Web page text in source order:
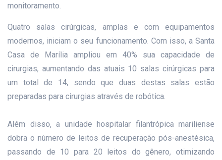
monitoramento.
Quatro salas cirúrgicas, amplas e com equipamentos
modernos, iniciam o seu funcionamento. Com isso, a Santa
Casa de Marília ampliou em 40% sua capacidade de
cirurgias, aumentando das atuais 10 salas cirúrgicas para
um total de 14, sendo que duas destas salas estão
preparadas para cirurgias através de robótica.
Além disso, a unidade hospitalar filantrópica mariliense
dobra o número de leitos de recuperação pós-anestésica,
passando de 10 para 20 leitos do gênero, otimizando